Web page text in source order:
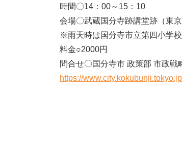
時間〇14：00～15：10
会場〇武蔵国分寺跡講堂跡（東
※雨天時は国分寺市立第四小学
料金○2000円
問合せ〇国分寺市 政策部 市政
https://